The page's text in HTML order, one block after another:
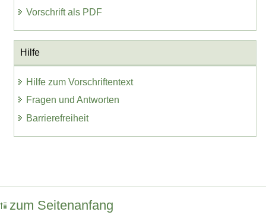
Vorschrift als PDF
Hilfe
Hilfe zum Vorschriftentext
Fragen und Antworten
Barrierefreiheit
zum Seitenanfang